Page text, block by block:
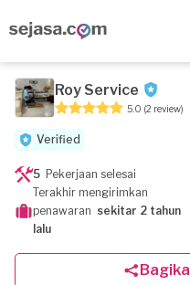
Roy Service
5.0 (2 review)
Verified
5 Pekerjaan selesai
Terakhir mengirimkan
penawaran sekitar 2 tahun
lalu